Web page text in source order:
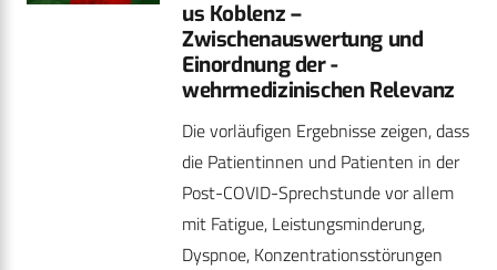
us ­Koblenz –
Zwischenauswertung und
Einordnung der ­
wehrmedizinischen Relevanz
Die vorläufigen Ergebnisse zeigen, dass
die Patientinnen und Patienten in der
Post-COVID-Sprechstunde vor allem
mit Fatigue, Leistungsminderung,
Dyspnoe, Konzentrationsstörungen